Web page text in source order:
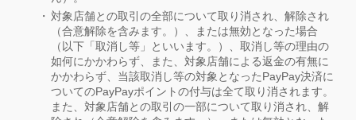
対象店舗との取引の全部について取り消され、解除され
（合意解除を含みます。）、または無効となった場合
（以下「取消し等」といいます。）、取消し等の理由の
如何にかかわらず、また、対象店舗による返金の有無に
かかわらず、当該取消し等の対象となったPayPay決済に
ついてのPayPayポイントの付与は全て取り消されます。
また、対象店舗との取引の一部について取り消され、解